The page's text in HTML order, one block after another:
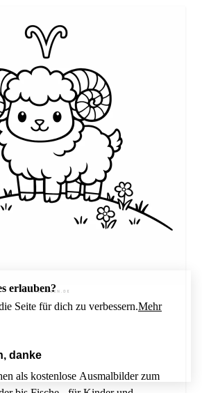
als kostenlose Ausmalbilder zum
erlauben?
Seite für dich zu verbessern.Mehr
danke